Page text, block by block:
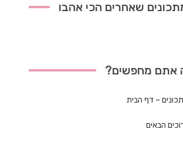
שאחרים הכי אהבו
אתם מחפשים?
– דף הבית
הבאים